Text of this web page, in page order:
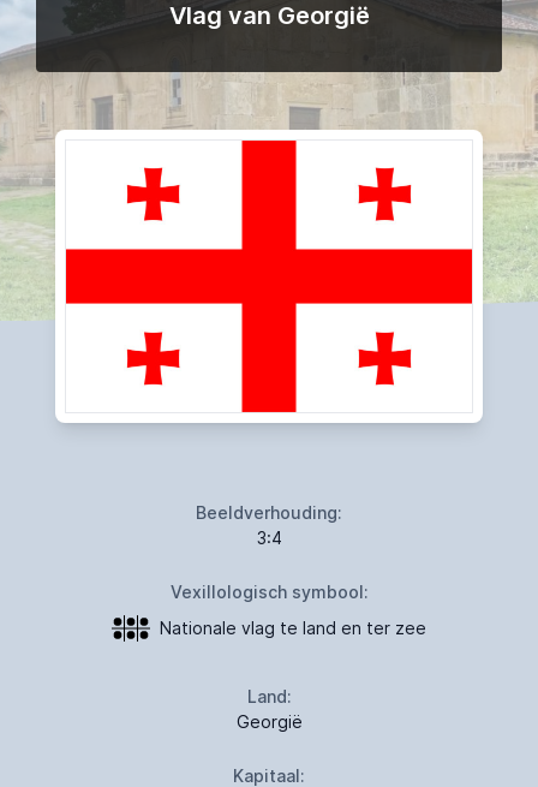
Vlag van Georgië
Beeldverhouding:
3:4
Vexillologisch symbool:
Nationale vlag te land en ter zee
Land:
Georgië
Kapitaal: